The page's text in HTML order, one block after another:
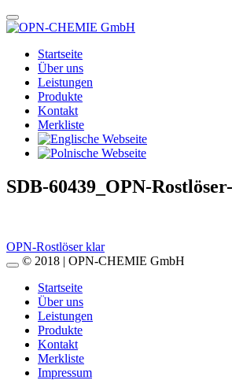
Startseite
Über uns
Leistungen
Produkte
Kontakt
Merkliste
SDB-60439_OPN-
Beitragsnavigation
OPN-Rostlöser klar
© 2018 | OPN-CHEMIE GmbH
Startseite
Über uns
Leistungen
Produkte
Kontakt
Merkliste
Impressum